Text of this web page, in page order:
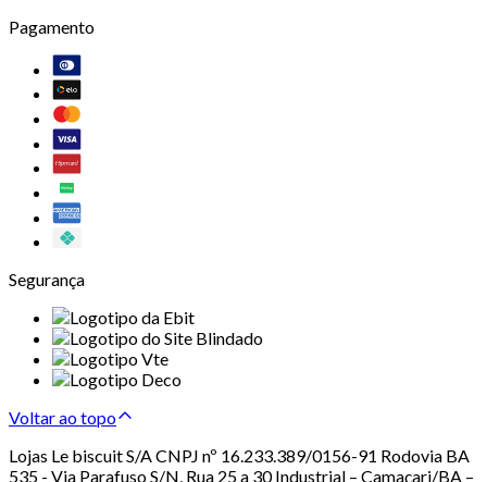
Pagamento
Segurança
Voltar ao topo
Lojas Le biscuit S/A CNPJ nº 16.233.389/0156-91 Rodovia BA
535 - Via Parafuso S/N, Rua 25 a 30 Industrial – Camaçari/BA –